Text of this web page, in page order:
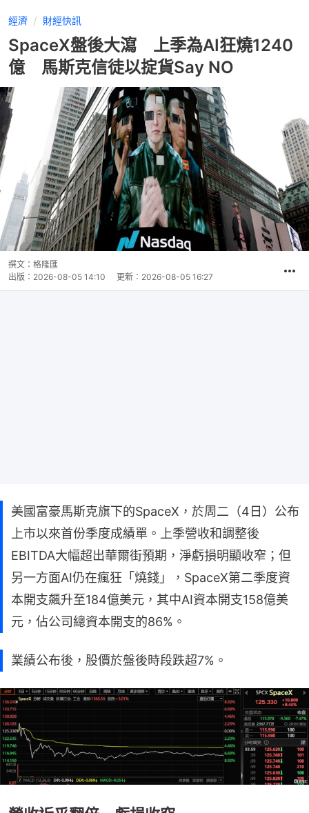
經濟 財經快訊
SpaceX盤後大瀉 上季為AI狂燒1240
億 馬斯克信徒以掟貨Say NO
撰文： 格隆匯
出版： 2026-08-05 14:10 更新： 2026-08-05 16:27
美國富豪馬斯克旗下的SpaceX，於周二（4日）公布
上市以來首份季度成績單。上季營收和調整後
EBITDA大幅超出華爾街預期，淨虧損明顯收窄；但
另一方面AI仍在瘋狂「燒錢」，SpaceX第二季度資
本開支飆升至184億美元，其中AI資本開支158億美
元，佔公司總資本開支的86%。
業績公布後，股價於盤後時段跌超7%。